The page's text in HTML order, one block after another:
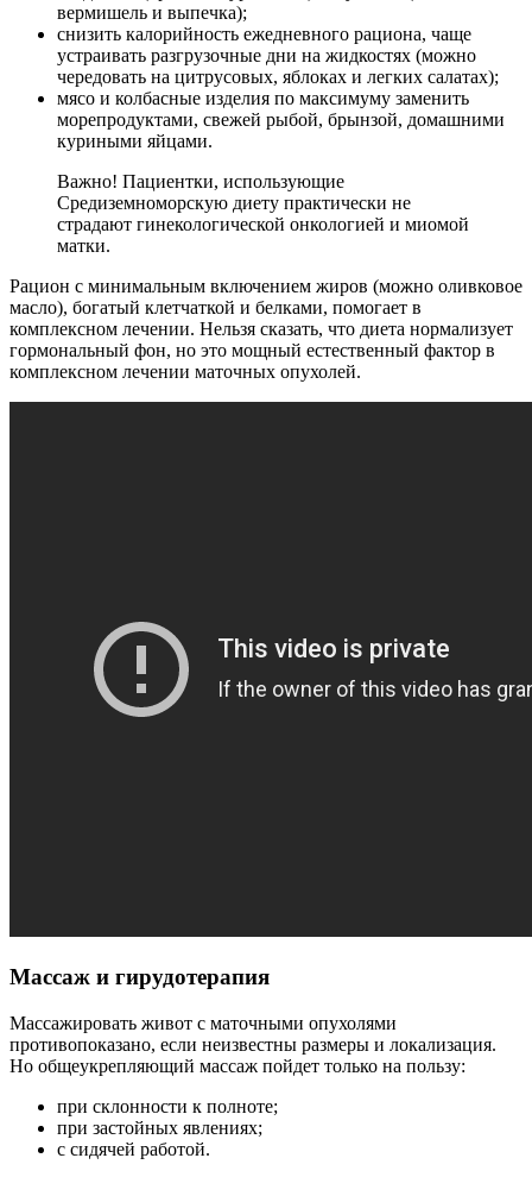
вермишель и выпечка);
снизить калорийность ежедневного рациона, чаще
устраивать разгрузочные дни на жидкостях (можно
чередовать на цитрусовых, яблоках и легких салатах);
мясо и колбасные изделия по максимуму заменить
морепродуктами, свежей рыбой, брынзой, домашними
куриными яйцами.
Важно! Пациентки, использующие
Средиземноморскую диету практически не
страдают гинекологической онкологией и миомой
матки.
Рацион с минимальным включением жиров (можно оливковое
масло), богатый клетчаткой и белками, помогает в
комплексном лечении. Нельзя сказать, что диета нормализует
гормональный фон, но это мощный естественный фактор в
комплексном лечении маточных опухолей.
Массаж и гирудотерапия
Массажировать живот с маточными опухолями
противопоказано, если неизвестны размеры и локализация.
Но общеукрепляющий массаж пойдет только на пользу:
при склонности к полноте;
при застойных явлениях;
с сидячей работой.